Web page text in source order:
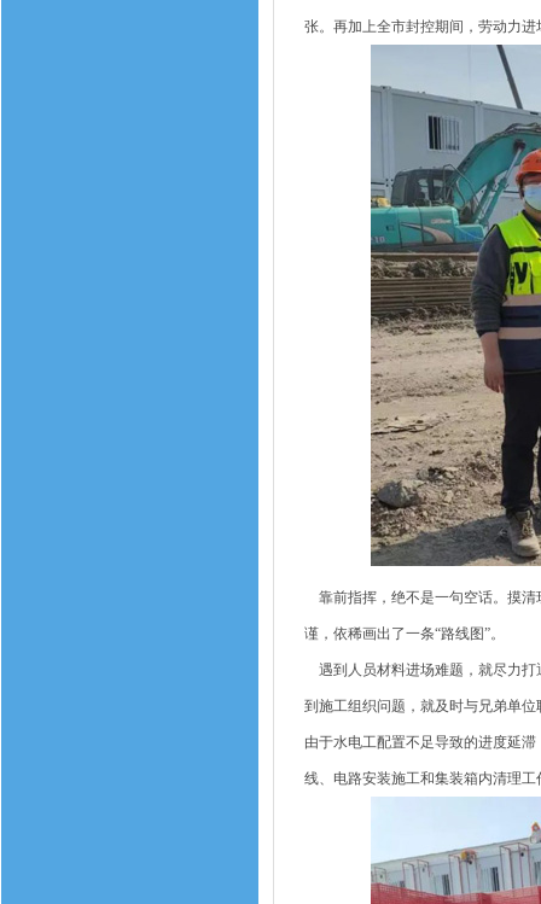
张。再加上全市封控期间，劳动力
靠前指挥，绝不是一句空话。摸清
谨，依稀画出了一条“路线图”。
遇到人员材料进场难题，就尽力打
到施工组织问题，就及时与兄弟单
由于水电工配置不足导致的进度延
线、电路安装施工和集装箱内清理工